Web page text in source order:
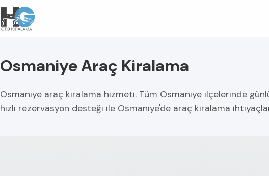
Osmaniye Araç Kiralama
Osmaniye araç kiralama hizmeti. Tüm Osmaniye ilçelerinde
hızlı rezervasyon desteği ile Osmaniye'de araç kiralama